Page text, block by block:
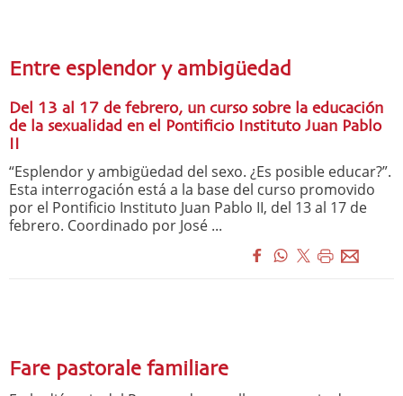
Entre esplendor y ambigüedad
Del 13 al 17 de febrero, un curso sobre la educación
de la sexualidad en el Pontificio Instituto Juan Pablo
“Esplendor y ambigüedad del sexo. ¿Es posible educar?”.
Esta interrogación está a la base del curso promovido
por el Pontificio Instituto Juan Pablo II, del 13 al 17 de
febrero. Coordinado por José ...
Fare pastorale familiare